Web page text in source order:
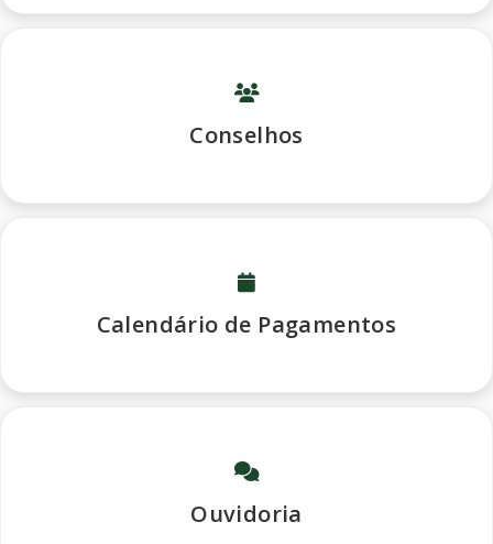
Conselhos
Calendário de Pagamentos
Ouvidoria